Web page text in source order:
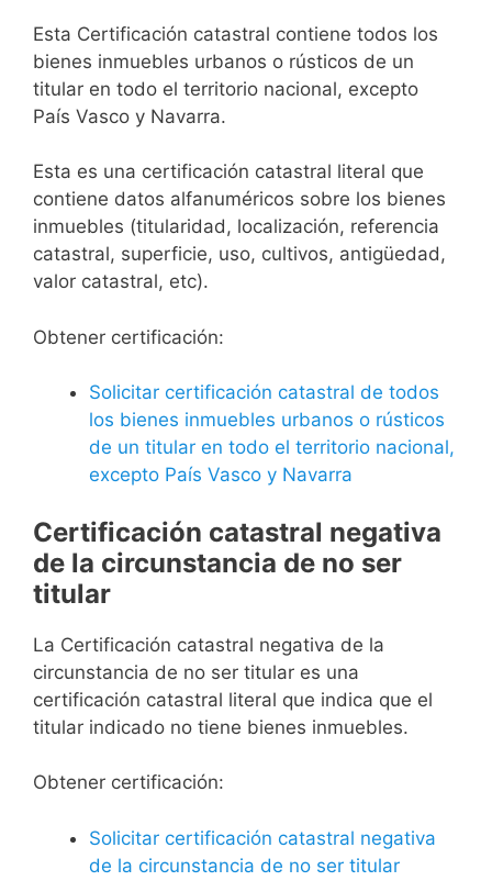
Esta Certificación catastral contiene todos los
bienes inmuebles urbanos o rústicos de un
titular en todo el territorio nacional, excepto
País Vasco y Navarra.
Esta es una certificación catastral literal que
contiene datos alfanuméricos sobre los bienes
inmuebles (titularidad, localización, referencia
catastral, superficie, uso, cultivos, antigüedad,
valor catastral, etc).
Obtener certificación:
Solicitar certificación catastral de todos
los bienes inmuebles urbanos o rústicos
de un titular en todo el territorio nacional,
excepto País Vasco y Navarra
Certificación catastral negativa
de la circunstancia de no ser
titular
La Certificación catastral negativa de la
circunstancia de no ser titular es una
certificación catastral literal que indica que el
titular indicado no tiene bienes inmuebles.
Obtener certificación:
Solicitar certificación catastral negativa
de la circunstancia de no ser titular